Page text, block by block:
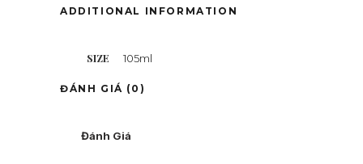
ADDITIONAL INFORMATION
SIZE 105ml
ĐÁNH GIÁ (0)
Đánh Giá